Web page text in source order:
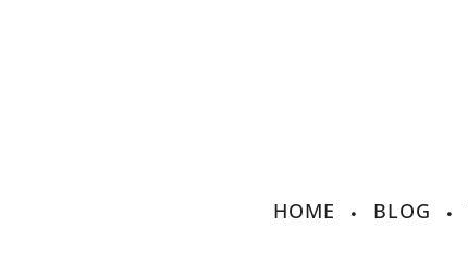
HOME BLOG